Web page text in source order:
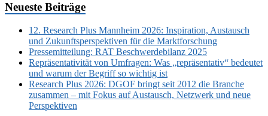
Neueste Beiträge
12. Research Plus Mannheim 2026: Inspiration, Austausch
und Zukunftsperspektiven für die Marktforschung
Pressemitteilung: RAT Beschwerdebilanz 2025
Repräsentativität von Umfragen: Was „repräsentativ“ bedeutet
und warum der Begriff so wichtig ist
Research Plus 2026: DGOF bringt seit 2012 die Branche
zusammen – mit Fokus auf Austausch, Netzwerk und neue
Perspektiven